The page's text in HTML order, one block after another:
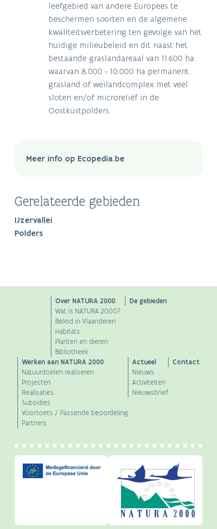
leefgebied van andere Europees te
beschermen soorten en de algemene
kwaliteitsverbetering ten gevolge van het
huidige milieubeleid en dit naast het
bestaande graslandareaal van 11.600 ha
waarvan 8.000 - 10.000 ha permanent
grasland of weilandcomplex met veel
sloten en/of microreliëf in de
Oostkustpolders.
Meer info op Ecopedia.be
Gerelateerde gebieden
IJzervallei
Polders
navigation
Over NATURA 2000
Wat is NATURA 2000?
Beleid in Vlaanderen
Habitats
Planten en dieren
Bibliotheek
De gebieden
Werken aan NATURA 2000
Natuurdoelen realiseren
Projecten
Realisaties
Subsidies
Voortoets / Passende beoordeling
Partners
Actueel
Nieuws
Activiteiten
Nieuwsbrief
Contact